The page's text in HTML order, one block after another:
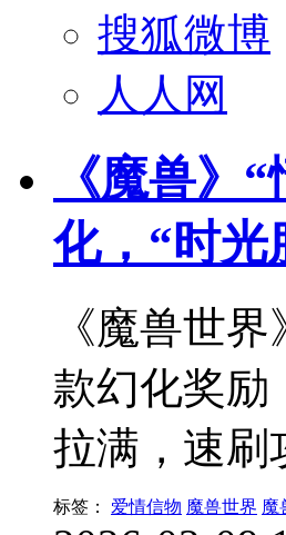
搜狐微博
人人网
《魔兽》
化，“时光
《魔兽世
款幻化奖励
拉满，速刷
标签： 爱情信物 魔兽世界 魔